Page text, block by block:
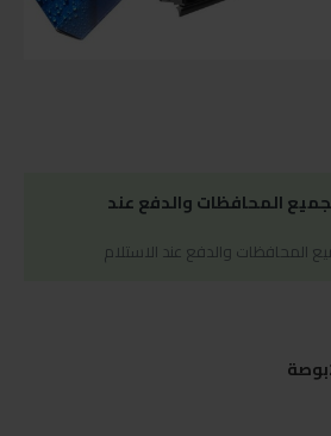
المحافظات والدفع عند
المحافظات والدفع عند الاستلام